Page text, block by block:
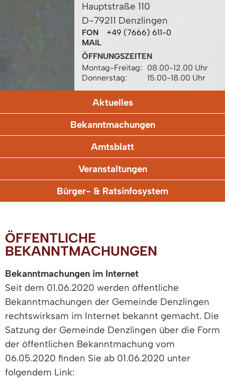
Hauptstraße 110
D-79211 Denzlingen
FON
+49 (7666) 611-0
MAIL
ÖFFNUNGSZEITEN
Montag-Freitag:
08.00-12.00 Uhr
Donnerstag:
15.00-18.00 Uhr
Aktuelles
Bekanntmachungen
Amtsblatt
Veranstaltungen
Bürger- & Ratsinfosystem
ÖFFENTLICHE
BEKANNTMACHUNGEN
Bekanntmachungen im Internet
Seit dem 01.06.2020 werden öffentliche
Bekanntmachungen der Gemeinde Denzlingen
rechtswirksam im Internet bekannt gemacht. Die
Satzung der Gemeinde Denzlingen über die Form
der öffentlichen Bekanntmachung vom
06.05.2020 finden Sie ab 01.06.2020 unter
folgendem Link: